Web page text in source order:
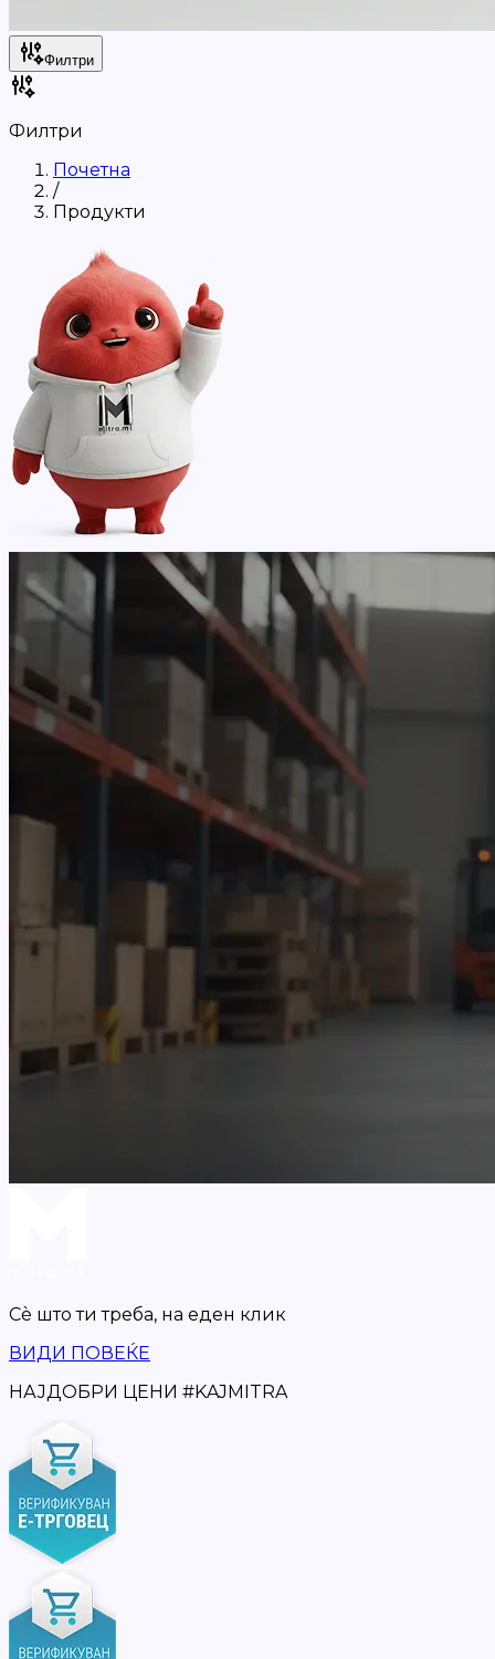
Филтри
Филтри
Почетна
/
Продукти
Сè што ти треба, на еден клик
ВИДИ ПОВЕЌЕ
НАЈДОБРИ ЦЕНИ #KAJMITRA